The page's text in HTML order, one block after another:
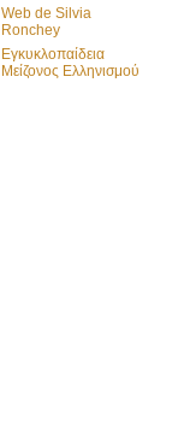
Web de Silvia
Ronchey
Εγκυκλοπαίδεια
Μείζονος Ελληνισμού